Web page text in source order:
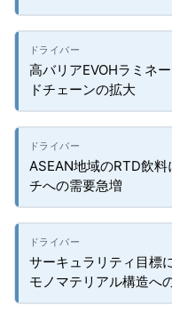
高バリアEVOHラミネ
ドチェーンの拡大
ASEAN地域のRTD飲
チへの需要急増
サーキュラリティ目標
モノマテリアル構造へ